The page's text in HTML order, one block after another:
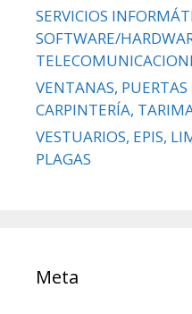
SERVICIOS
SOFTWARE/
VENTANAS,
CARPINTERÍA,
VESTUARIOS, EPIS,
PLAGAS
Meta